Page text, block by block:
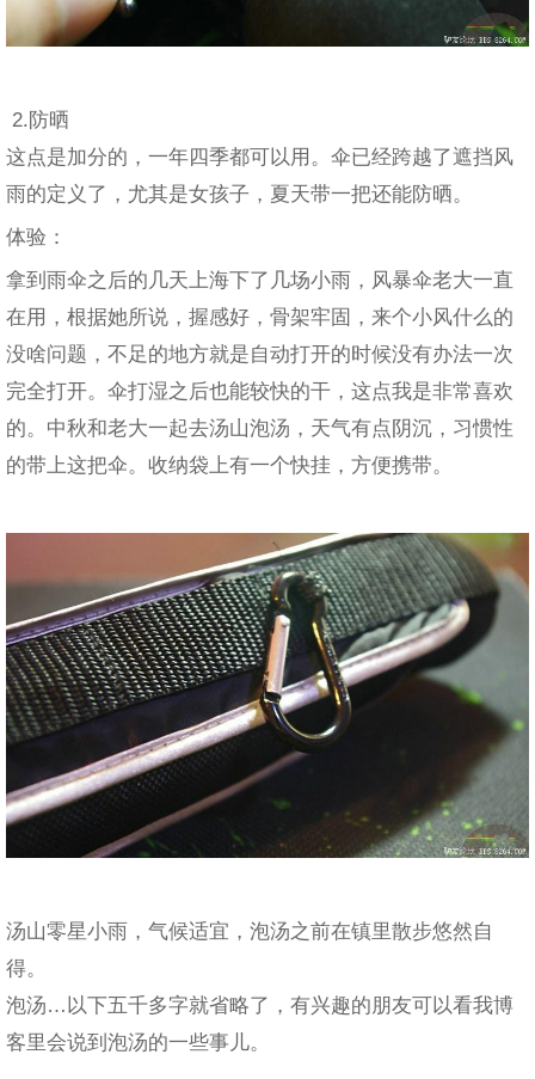
2.防晒
这点是加分的，一年四季都可以用。伞已经跨越了遮挡风
雨的定义了，尤其是女孩子，夏天带一把还能防晒。
体验：
拿到雨伞之后的几天上海下了几场小雨，风暴伞老大一直
在用，根据她所说，握感好，骨架牢固，来个小风什么的
没啥问题，不足的地方就是自动打开的时候没有办法一次
完全打开。伞打湿之后也能较快的干，这点我是非常喜欢
的。中秋和老大一起去汤山泡汤，天气有点阴沉，习惯性
的带上这把伞。收纳袋上有一个快挂，方便携带。
汤山零星小雨，气候适宜，泡汤之前在镇里散步悠然自
得。
泡汤…以下五千多字就省略了，有兴趣的朋友可以看我博
客里会说到泡汤的一些事儿。